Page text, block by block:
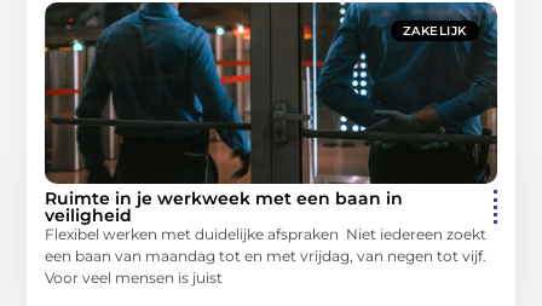
ZAKELIJK
Ruimte in je werkweek met een baan in
veiligheid
Flexibel werken met duidelijke afspraken Niet iedereen zoekt
een baan van maandag tot en met vrijdag, van negen tot vijf.
Voor veel mensen is juist